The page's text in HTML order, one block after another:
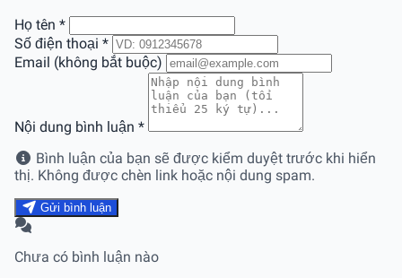
Họ tên *
Số điện thoại *
Email (không bắt buộc)
Nội dung bình luận *
Bình luận của bạn sẽ được kiểm duyệt trước khi hiển
thị. Không được chèn link hoặc nội dung spam.
Gửi bình luận
Chưa có bình luận nào